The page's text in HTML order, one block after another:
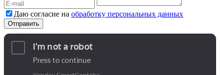
Даю согласие на обработку персональных данных